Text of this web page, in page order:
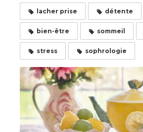
lacher prise détente
bien-être sommeil
stress sophrologie